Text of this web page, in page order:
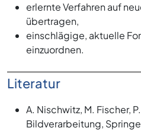
erlernte Verfahren auf
übertragen,
einschlägige, aktuelle
einzuordnen.
Literatur
A. Nischwitz, M. Fischer,
Bildverarbeitung,